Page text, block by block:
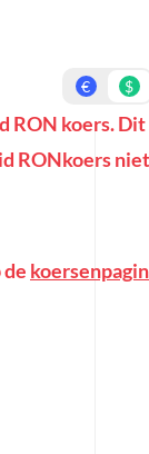
€ $
RON koers. Dit
RONkoers niet